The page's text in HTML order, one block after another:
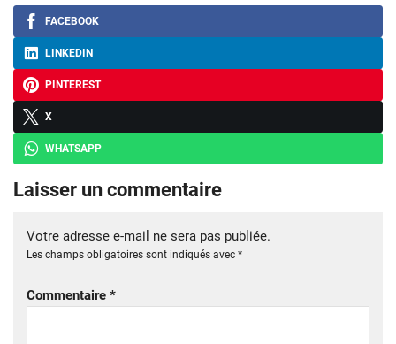
FACEBOOK
LINKEDIN
PINTEREST
X
WHATSAPP
Laisser un commentaire
Votre adresse e-mail ne sera pas publiée.
Les champs obligatoires sont indiqués avec *
Commentaire *